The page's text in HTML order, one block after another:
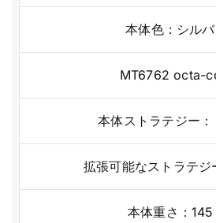
本体色：シル
MT6762 octa-
本体ストラテジー
拡張可能なストラテ
本体重さ：